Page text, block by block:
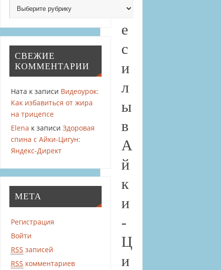
и
е
с
и
л
ы
в
А
й
к
и
-
Ц
и
СВЕЖИЕ
КОММЕНТАРИИ
Ната к записи Видеоурок:
Как избавиться от жира
на трицепсе
Elena к записиЗдоровая
спина с Айки-Цигун:
Яндекс-Директ
МЕТА
Регистрация
Войти
RSS записей
RSS комментариев